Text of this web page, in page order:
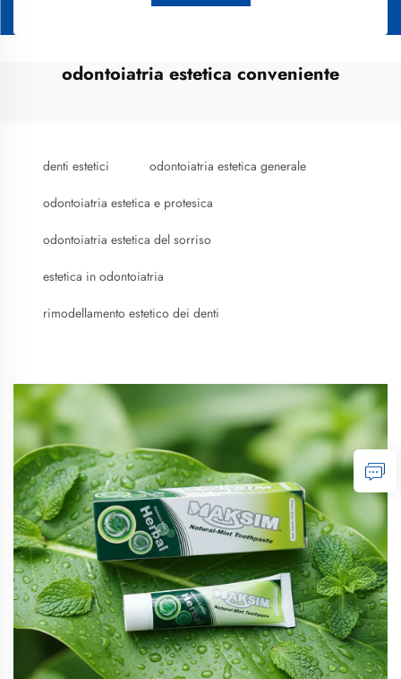
odontoiatria estetica conveniente
denti estetici odontoiatria estetica generale
odontoiatria estetica e protesica
odontoiatria estetica del sorriso
estetica in odontoiatria
rimodellamento estetico dei denti